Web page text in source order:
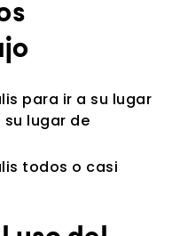
para ir a su lugar
lugar de
todos o casi